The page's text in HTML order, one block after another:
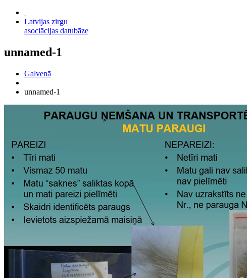
Latvijas zirgu
asociācijas datubāze
unnamed-1
Galvenā
unnamed-1